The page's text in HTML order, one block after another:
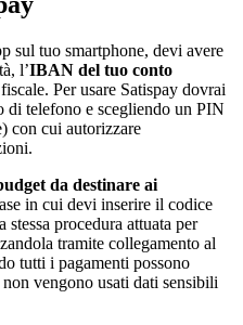
sul tuo smartphone, devi avere
l’IBAN del tuo conto
Per usare Satispay dovrai
di telefono e scegliendo un PIN
con cui autorizzare
da destinare ai
in cui devi inserire il codice
procedura attuata per
tramite collegamento al
tutti i pagamenti possono
vengono usati dati sensibili